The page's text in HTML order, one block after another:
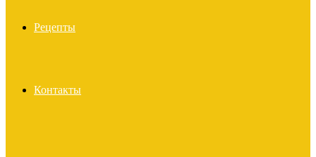
Рецепты
Контакты